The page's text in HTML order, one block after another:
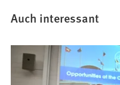
Auch interessant